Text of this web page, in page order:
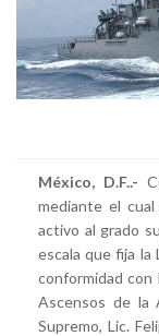
México, D.F..-
mediante el
activo al grado
escala que fija la
conformidad con
Ascensos de la
Supremo, Lic.